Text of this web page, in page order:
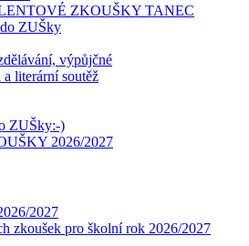
ZKOUŠKY TANEC
ZUŠky
výpůjčné
literární soutěž
ZUŠky:-)
2026/2027
2027
zkoušek pro školní rok 2026/2027